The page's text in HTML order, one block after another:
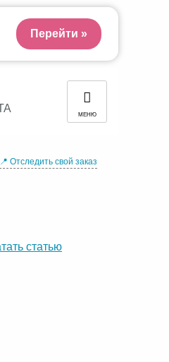
МЕНЮ
📍 Отследить свой заказ
статью
Перейти »